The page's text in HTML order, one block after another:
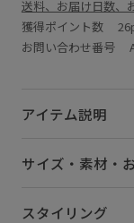
送料、お届け日数、
獲得ポイント数
お問い合わせ番号
アイテム説明
サイズ・素材・
スタイリング